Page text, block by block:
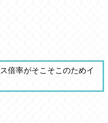
倍率がそこそこのためイ